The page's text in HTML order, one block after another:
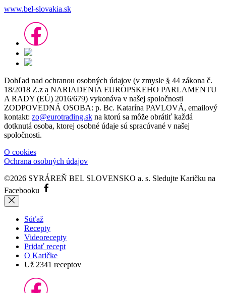
www.bel-slovakia.sk
Dohľad nad ochranou osobných údajov (v zmysle § 44 zákona č.
18/2018 Z.z a NARIADENIA EURÓPSKEHO PARLAMENTU
A RADY (EÚ) 2016/679) vykonáva v našej spoločnosti
ZODPOVEDNÁ OSOBA: p. Bc. Katarína PAVLOVÁ, emailový
kontakt: zo@eurotrading.sk na ktorú sa môže obrátiť každá
dotknutá osoba, ktorej osobné údaje sú spracúvané v našej
spoločnosti.
O cookies
Ochrana osobných údajov
©2026 SYRÁREŇ BEL SLOVENSKO a. s. Sledujte Karičku na
Facebooku
Súťaž
Recepty
Videorecepty
Pridať recept
O Karičke
Už 2341 receptov